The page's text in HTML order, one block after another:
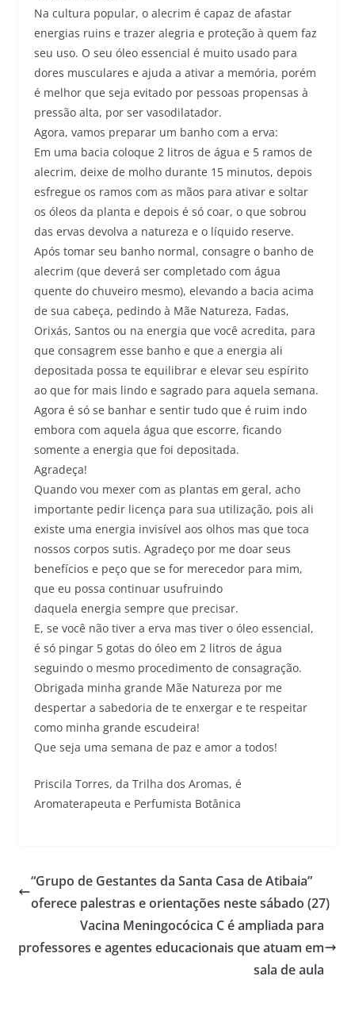
Na cultura popular, o alecrim é capaz de afastar
energias ruins e trazer alegria e proteção à quem faz
seu uso. O seu óleo essencial é muito usado para
dores musculares e ajuda a ativar a memória, porém
é melhor que seja evitado por pessoas propensas à
pressão alta, por ser vasodilatador.
Agora, vamos preparar um banho com a erva:
Em uma bacia coloque 2 litros de água e 5 ramos de
alecrim, deixe de molho durante 15 minutos, depois
esfregue os ramos com as mãos para ativar e soltar
os óleos da planta e depois é só coar, o que sobrou
das ervas devolva a natureza e o líquido reserve.
Após tomar seu banho normal, consagre o banho de
alecrim (que deverá ser completado com água
quente do chuveiro mesmo), elevando a bacia acima
de sua cabeça, pedindo à Mãe Natureza, Fadas,
Orixás, Santos ou na energia que você acredita, para
que consagrem esse banho e que a energia ali
depositada possa te equilibrar e elevar seu espírito
ao que for mais lindo e sagrado para aquela semana.
Agora é só se banhar e sentir tudo que é ruim indo
embora com aquela água que escorre, ficando
somente a energia que foi depositada.
Agradeça!
Quando vou mexer com as plantas em geral, acho
importante pedir licença para sua utilização, pois ali
existe uma energia invisível aos olhos mas que toca
nossos corpos sutis. Agradeço por me doar seus
benefícios e peço que se for merecedor para mim,
que eu possa continuar usufruindo
daquela energia sempre que precisar.
E, se você não tiver a erva mas tiver o óleo essencial,
é só pingar 5 gotas do óleo em 2 litros de água
seguindo o mesmo procedimento de consagração.
Obrigada minha grande Mãe Natureza por me
despertar a sabedoria de te enxergar e te respeitar
como minha grande escudeira!
Que seja uma semana de paz e amor a todos!
Priscila Torres, da Trilha dos Aromas, é
Aromaterapeuta e Perfumista Botânica
“Grupo de Gestantes da Santa Casa de Atibaia”
oferece palestras e orientações neste sábado (27)
Vacina Meningocócica C é ampliada para
professores e agentes educacionais que atuam em
sala de aula